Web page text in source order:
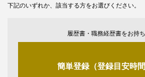
下記のいずれか、該当する方をお選びください。
履歴書・職務経歴書をお持
簡単登録（登録目安時間